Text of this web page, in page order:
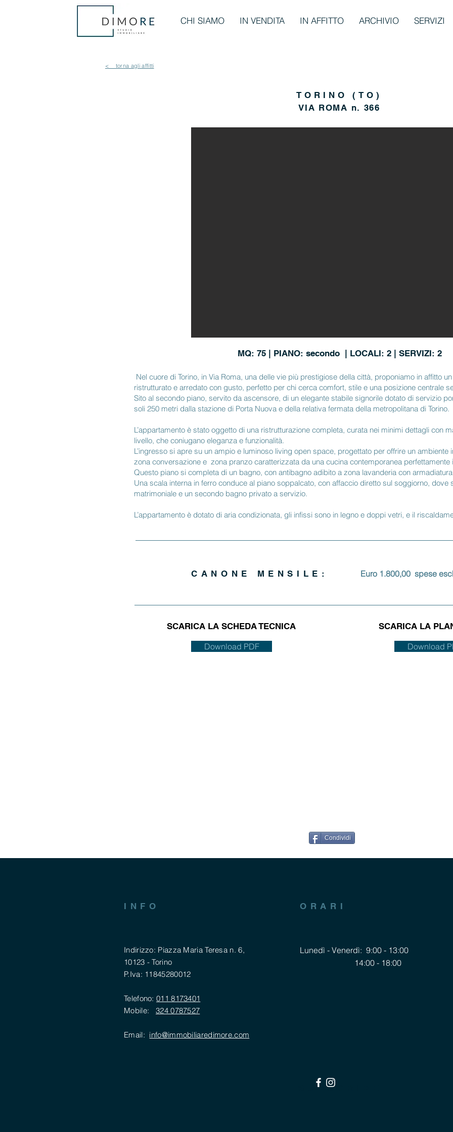
CHI SIAMO IN VENDITA IN AFFITTO ARCHIVIO SERVIZI
< torna agli affitti
TORINO (TO)
VIA ROMA n. 366
MQ: 75 | PIANO: secondo | LOCALI: 2 | SERVIZI: 2
Nel cuore di Torino, in Via Roma, una delle vie più prestigiose della città, proponiamo in affitto
ristrutturato e arredato con gusto, perfetto per chi cerca comfort, stile e una posizione centrale
Sito al secondo piano, servito da ascensore, di un elegante stabile signorile dotato di servizio
soli 250 metri dalla stazione di Porta Nuova e della relativa fermata della metropolitana di Torino.
L’appartamento è stato oggetto di una ristrutturazione completa, curata nei minimi dettagli con
livello, che coniugano eleganza e funzionalità.
L’ingresso si apre su un ampio e luminoso living open space, progettato per offrire un ambiente
zona conversazione e zona pranzo caratterizzata da una cucina contemporanea perfettamente
Questo piano si completa di un bagno, con antibagno adibito a zona lavanderia con
Una scala interna in ferro conduce al piano soppalcato, con affaccio diretto sul soggiorno, dove
matrimoniale e un secondo bagno privato a servizio.
L’appartamento è dotato di aria condizionata, gli infissi sono in legno e doppi vetri, e il
CANONE MENSILE: Euro 1.800,00 spese
SCARICA LA SCHEDA TECNICA
Download PDF
SCARICA LA
Download
Condividi
INFO
Indirizzo: Piazza Maria Teresa n. 6,
10123 - Torino
P.Iva: 11845280012
Telefono: 011 8173401
Mobile: 324 0787527
Email: info@immobiliaredimore.com
ORARI
Lunedì - Venerdì: 9:00 - 13:00
14:00 - 18:00
SUBSCRIBE